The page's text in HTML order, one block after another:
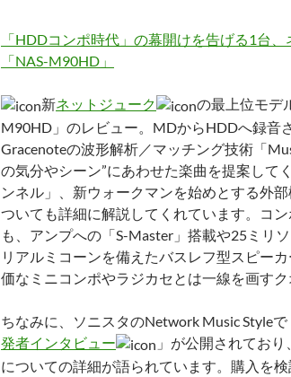
「HDDコンポ時代」の幕開けを告げる1台
「NAS-M90HD」
新ネットジューク
の最上位モデ
M90HD」のレビュー。MDからHDDへ録音
Gracenoteの波形解析／マッチング技術「
の気分やシーン”にあわせた楽曲を提案して
ンネル」、新ウォークマンを始めとする外
ついても詳細に解説してくれています。コ
も、アンプへの「S-Master」搭載や25ミリ
リアルミコーンを備えたバスレフ型スピー
価なミニコンポやラジカセとは一線を画すク
ちなみに、ソニスタのNetwork Music Styleで
発者インタビュー
」が公開されており
についての詳細が語られています。購入を